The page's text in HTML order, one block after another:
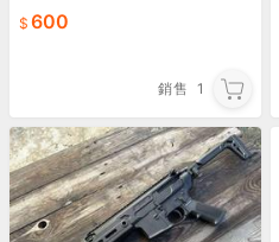
600
銷售 1